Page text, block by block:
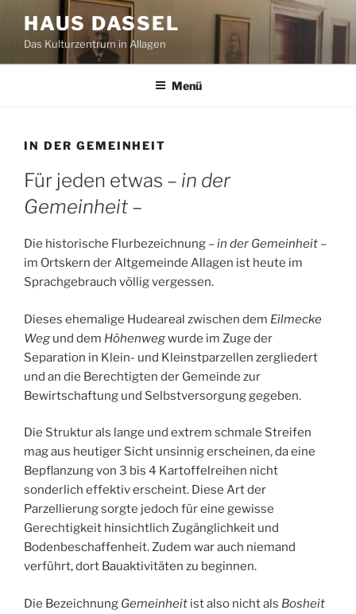
Inhalt
springen
HAUS DASSEL
Das Kulturzentrum in Allagen
Menü
IN DER GEMEINHEIT
Für jeden etwas – in der
Gemeinheit –
Die historische Flurbezeichnung –in der Gemeinheit –
im Ortskern der Altgemeinde Allagen ist heute im
Sprachgebrauch völlig vergessen.
Dieses ehemalige Hudeareal zwischen dem Eilmecke
Weg und dem Höhenwegwurde im Zuge der
Separation in Klein- und Kleinstparzellen zergliedert
und an die Berechtigten der Gemeinde zur
Bewirtschaftung und Selbstversorgung gegeben.
Die Struktur als lange und extrem schmale Streifen
mag aus heutiger Sicht unsinnig erscheinen, da eine
Bepflanzung von 3 bis 4 Kartoffelreihen nicht
sonderlich effektiv erscheint. Diese Art der
Parzellierung sorgte jedoch für eine gewisse
Gerechtigkeit hinsichtlich Zugänglichkeit und
Bodenbeschaffenheit. Zudem war auch niemand
verführt, dort Bauaktivitäten zu beginnen.
Die Bezeichnung Gemeinheit ist also nicht als Bosheit